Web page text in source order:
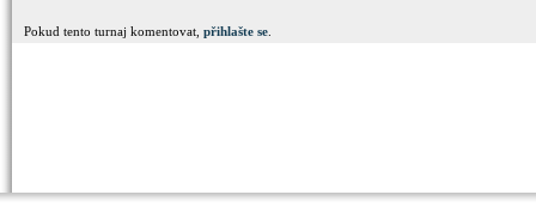
Pokud tento turnaj komentovat, přihlašte se